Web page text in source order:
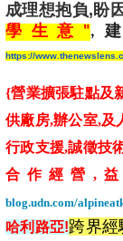
成理想抱負,盼
學生意",
https://
{營業擴張駐點及
供廠房,辦公室,及
行政支援,誠徵技
合作經營,
blog.udn.com/
哈利路亞!跨界